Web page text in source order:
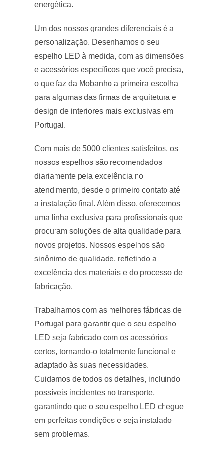
energética.
Um dos nossos grandes diferenciais é a
personalização. Desenhamos o seu
espelho LED à medida, com as dimensões
e acessórios específicos que você precisa,
o que faz da Mobanho a primeira escolha
para algumas das firmas de arquitetura e
design de interiores mais exclusivas em
Portugal.
Com mais de 5000 clientes satisfeitos, os
nossos espelhos são recomendados
diariamente pela excelência no
atendimento, desde o primeiro contato até
a instalação final. Além disso, oferecemos
uma linha exclusiva para profissionais que
procuram soluções de alta qualidade para
novos projetos. Nossos espelhos são
sinônimo de qualidade, refletindo a
excelência dos materiais e do processo de
fabricação.
Trabalhamos com as melhores fábricas de
Portugal para garantir que o seu espelho
LED seja fabricado com os acessórios
certos, tornando-o totalmente funcional e
adaptado às suas necessidades.
Cuidamos de todos os detalhes, incluindo
possíveis incidentes no transporte,
garantindo que o seu espelho LED chegue
em perfeitas condições e seja instalado
sem problemas.